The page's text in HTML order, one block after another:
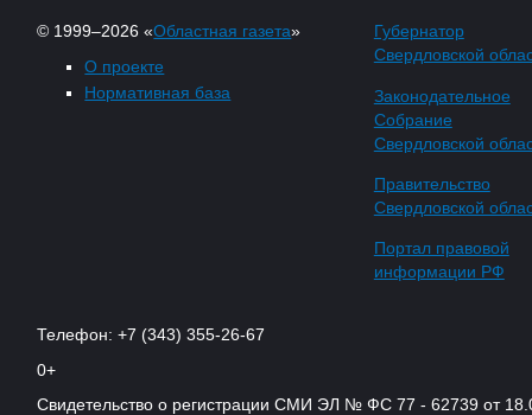
© 1999–2026 «Областная газета»
О проекте
Нормативная база
Губернатор
Свердловской
Законодательное
Собрание
Свердловской
Правительство
Свердловской
Портал правовой
информации РФ
Телефон: +7 (343) 355-26-67
0+
Свидетельство о регистрации СМИ ЭЛ № ФС 77 - 62739 от